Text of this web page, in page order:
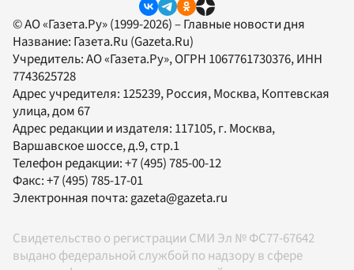
© АО «Газета.Ру» (1999-2026) – Главные новости дня
Название: Газета.Ru (Gazeta.Ru)
Учредитель:АО «Газета.Ру», ОГРН 1067761730376, ИНН
7743625728
Адрес учредителя: 125239, Россия, Москва, Коптевская
улица, дом 67
Адрес редакции и издателя: 117105, г. Москва,
Варшавское шоссе, д.9, стр.1
Телефон редакции:+7 (495) 785-00-12
Факс:+7 (495) 785-17-01
Электронная почта:gazeta@gazeta.ru
Свидетельство о регистрации СМИ Эл № ФС77-67642
выдано федеральной службой по надзору в сфере